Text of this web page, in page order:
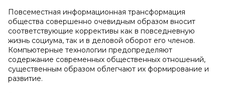
Повсеместная информационная трансформация
общества совершенно очевидным образом вносит
соответствующие коррективы как в повседневную
жизнь социума, так и в деловой оборот его членов.
Компьютерные технологии предопределяют
содержание современных общественных отношений,
существенным образом облегчают их формирование и
развитие.